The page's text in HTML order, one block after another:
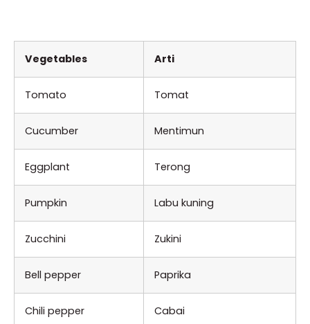
Vegetables Arti
Tomato Tomat
Cucumber Mentimun
Eggplant Terong
Pumpkin Labu kuning
Zucchini Zukini
Bell pepper Paprika
Chili pepper Cabai